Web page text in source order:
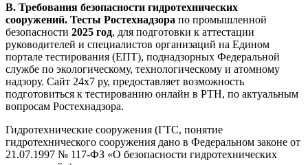
В. Требования безопасности гидротехнических
сооружений. Тесты Ростехнадзора по промышленной
безопасности 2025 год, для подготовки к аттестации
руководителей и специалистов организаций на Едином
портале тестирования (ЕПТ), поднадзорных Федеральной
службе по экологическому, технологическому и атомному
надзору. Сайт 24х7 ру, предоставляет возможность
подготовиться к тестированию онлайн в РТН, по актуальным
вопросам Ростехнадзора.
Гидротехнические сооружения (ГТС, понятие
гидротехнического сооружения дано в Федеральном законе от
21.07.1997 № 117-ФЗ «О безопасности гидротехнических